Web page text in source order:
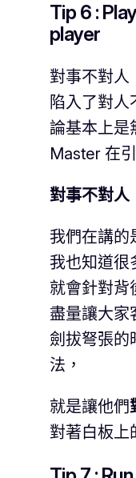
Tip 6 :
player
對事不對人
陷入了對
論基本上是
Master 在
對事不對人
我們在講的
我也知道很
就會針對背
盡量讓大家
劍拔弩張的
法，
就是讓他們
對著白板上